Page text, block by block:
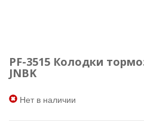
PF-3515 Колодки
JNBK
Нет в наличии